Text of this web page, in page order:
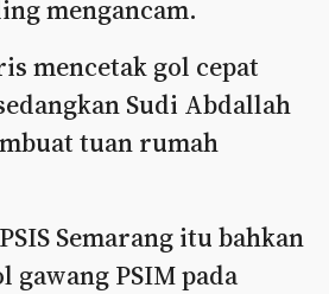
mengancam.
mencetak gol cepat
Sudi Abdallah
tuan rumah
Semarang itu bahkan
gawang PSIM pada